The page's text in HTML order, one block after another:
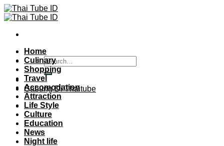
Skip
to
Gabung Di Thaitube
Home
Culinary
Shopping
Travel
Accomodation
Attraction
Life Style
Culture
Education
News
Night life